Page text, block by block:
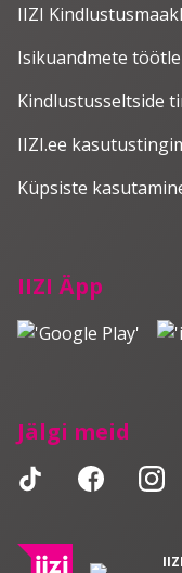
IIZI Äpp
Jälgi meid
IIZI
Isikuandmete
Kindlustusseltside
IIZI.ee
Küpsiste